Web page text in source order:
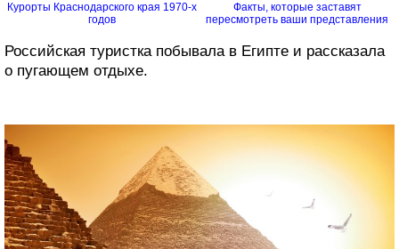
Курорты Краснодарского края 1970-х
годов
Факты, которые заставят
пересмотреть ваши представления
Российская туристка побывала в Египте и рассказала
о пугающем отдыхе.